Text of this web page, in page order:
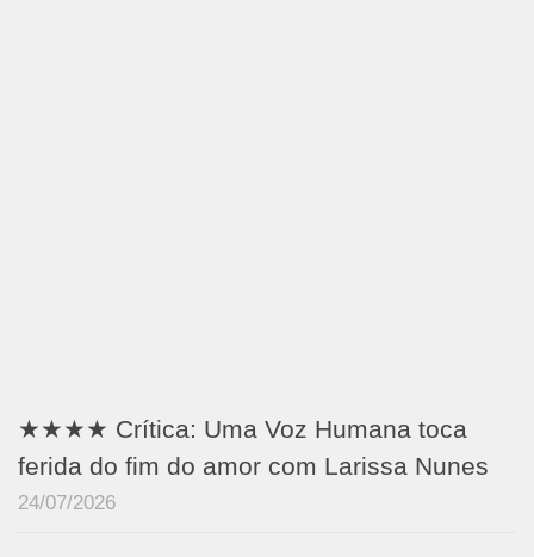
★★★★ Crítica: Uma Voz Humana toca
ferida do fim do amor com Larissa Nunes
24/07/2026